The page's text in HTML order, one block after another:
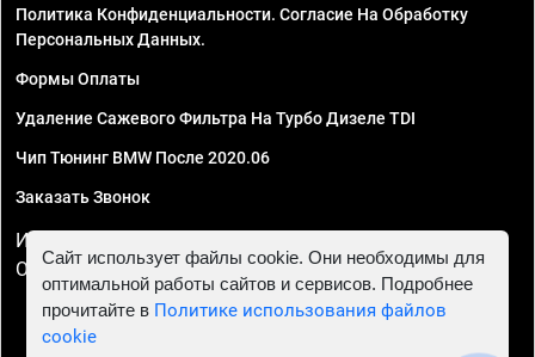
Политика Конфиденциальности. Согласие На Обработку
Персональных Данных.
Формы Оплаты
Удаление Сажевого Фильтра На Турбо Дизеле TDI
Чип Тюнинг BMW После 2020.06
Заказать Звонок
ИП Смирнов Георгий Павлович. ИНН 781302555843,
ОГРНИП 324470400032610
Сайт использует файлы cookie. Они необходимы для
оптимальной работы сайтов и сервисов. Подробнее
прочитайте в Политике использования файлов
cookie